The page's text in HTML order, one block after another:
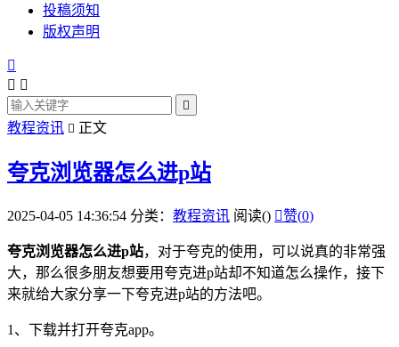
投稿须知
版权声明

 

教程资讯  正文
夸克浏览器怎么进p站
2025-04-05 14:36:54 分类： 教程资讯 阅读() 赞(0)
夸克浏览器怎么进p站，对于夸克的使用，可以说真的非常强
大，那么很多朋友想要用夸克进p站却不知道怎么操作，接下
来就给大家分享一下夸克进p站的方法吧。
1、 下载并打开夸克app。